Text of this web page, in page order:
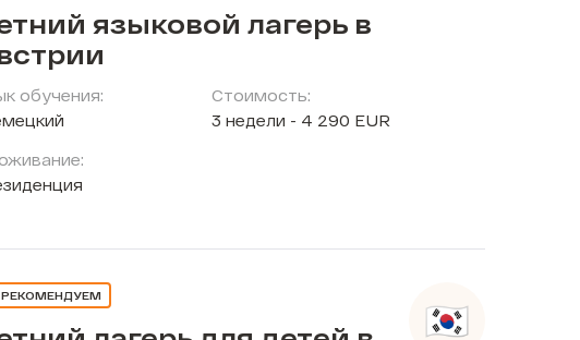
языковой лагерь в
обучения:
Стоимость:
3 недели - 4 290 EUR
РЕКОМЕНДУЕМ